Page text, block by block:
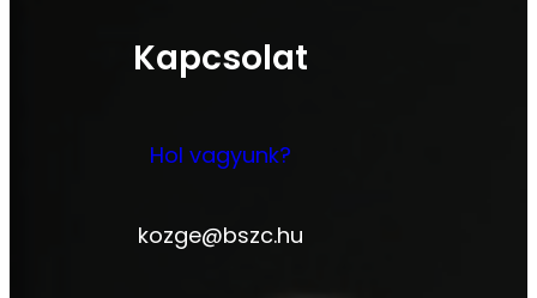
Kapcsolat
Hol vagyunk?
kozge@bszc.hu